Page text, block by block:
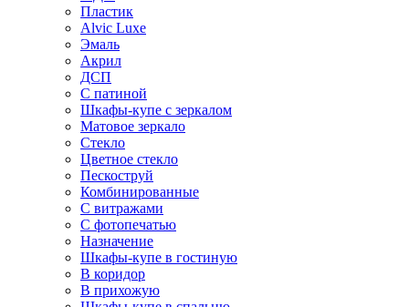
Пластик
Alvic Luxe
Эмаль
Акрил
ДСП
С патиной
Шкафы-купе с зеркалом
Матовое зеркало
Стекло
Цветное стекло
Пескоструй
Комбинированные
С витражами
С фотопечатью
Назначение
Шкафы-купе в гостиную
В коридор
В прихожую